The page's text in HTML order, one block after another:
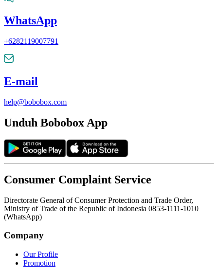
WhatsApp
+6282119007791
E-mail
help@bobobox.com
Unduh Bobobox App
Consumer Complaint Service
Directorate General of Consumer Protection and Trade Order,
Ministry of Trade of the Republic of Indonesia 0853-1111-1010
(WhatsApp)
Company
Our Profile
Promotion